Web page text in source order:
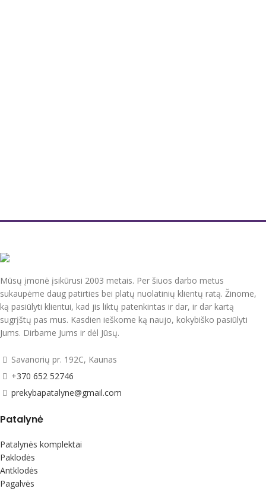
Mūsų įmonė įsikūrusi 2003 metais. Per šiuos darbo metus
sukaupėme daug patirties bei platų nuolatinių klientų ratą. Žinome,
ką pasiūlyti klientui, kad jis liktų patenkintas ir dar, ir dar kartą
sugrįštų pas mus. Kasdien ieškome ką naujo, kokybiško pasiūlyti
Jums. Dirbame Jums ir dėl Jūsų.
Savanorių pr. 192C, Kaunas
+370 652 52746
prekybapatalyne@gmail.com
Patalynė
Patalynės komplektai
Paklodės
Antklodės
Pagalvės